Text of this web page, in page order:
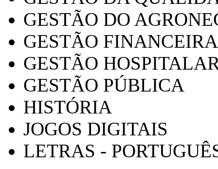
GESTÃO DO
GESTÃO FINANCEIRA
GESTÃO
GESTÃO PÚBLICA
HISTÓRIA
JOGOS DIGITAIS
LETRAS -